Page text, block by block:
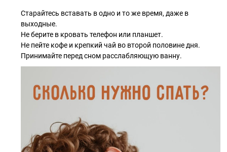
Старайтесь вставать в одно и то же время, даже в
выходные.
Не берите в кровать телефон или планшет.
Не пейте кофе и крепкий чай во второй половине дня.
Принимайте перед сном расслабляющую ванну.